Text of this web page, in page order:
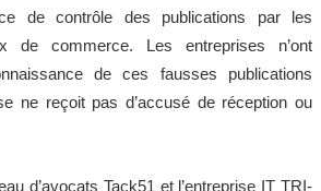
de contrôle des publications par les
de commerce. Les entreprises n’ont
de ces fausses publications
ne reçoit pas d’accusé de réception ou
d’avocats Tack51 et l’entreprise IT TRI-